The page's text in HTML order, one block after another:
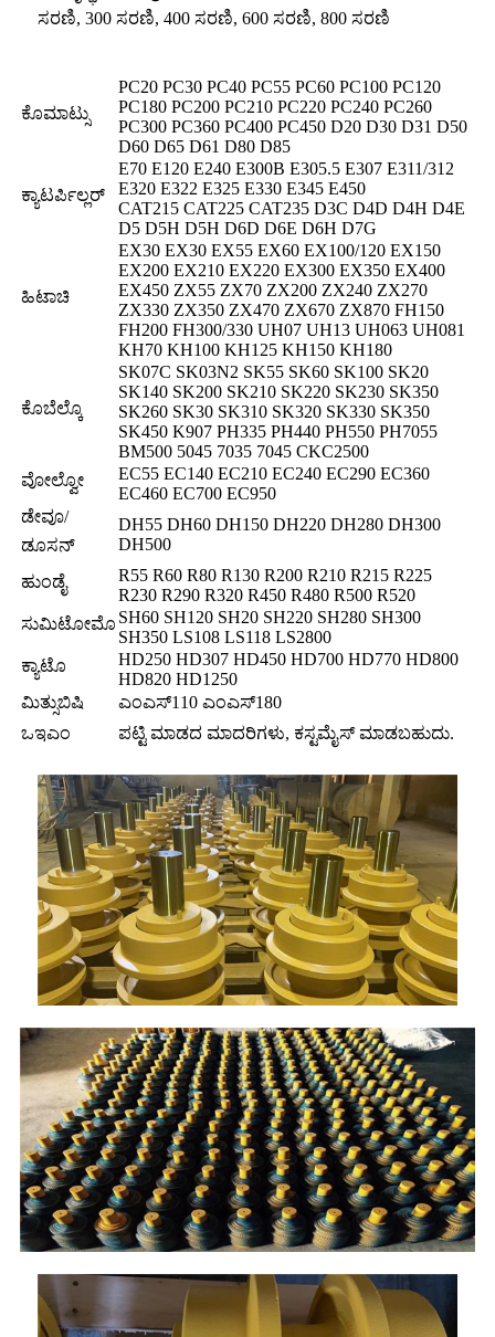
ಸರಣಿ, 300 ಸರಣಿ, 400 ಸರಣಿ, 600 ಸರಣಿ, 800 ಸರಣಿ
ಕೊಮಾಟ್ಸು
PC20 PC30 PC40 PC55 PC60 PC100 PC120
PC180 PC200 PC210 PC220 PC240 PC260
PC300 PC360 PC400 PC450 D20 D30 D31 D50
D60 D65 D61 D80 D85
ಕ್ಯಾಟರ್ಪಿಲ್ಲರ್
E70 E120 E240 E300B E305.5 E307 E311/312
E320 E322 E325 E330 E345 E450
CAT215 CAT225 CAT235 D3C D4D D4H D4E
D5 D5H D5H D6D D6E D6H D7G
ಹಿಟಾಚಿ
EX30 EX30 EX55 EX60 EX100/120 EX150
EX200 EX210 EX220 EX300 EX350 EX400
EX450 ZX55 ZX70 ZX200 ZX240 ZX270
ZX330 ZX350 ZX470 ZX670 ZX870 FH150
FH200 FH300/330 UH07 UH13 UH063 UH081
KH70 KH100 KH125 KH150 KH180
ಕೊಬೆಲ್ಕೊ
SK07C SK03N2 SK55 SK60 SK100 SK20
SK140 SK200 SK210 SK220 SK230 SK350
SK260 SK30 SK310 SK320 SK330 SK350
SK450 K907 PH335 PH440 PH550 PH7055
BM500 5045 7035 7045 CKC2500
ವೋಲ್ವೋ
EC55 EC140 EC210 EC240 EC290 EC360
EC460 EC700 EC950
ಡೇವೂ/
ಡೂಸನ್
DH55 DH60 DH150 DH220 DH280 DH300
DH500
ಹುಂಡೈ
R55 R60 R80 R130 R200 R210 R215 R225
R230 R290 R320 R450 R480 R500 R520
ಸುಮಿಟೋಮೊ SH60 SH120 SH20 SH220 SH280 SH300
SH350 LS108 LS118 LS2800
ಕ್ಯಾಟೊ
HD250 HD307 HD450 HD700 HD770 HD800
HD820 HD1250
ಮಿತ್ಸುಬಿಷಿ
ಎಂಎಸ್110 ಎಂಎಸ್180
ಒಇಎಂ
ಪಟ್ಟಿ ಮಾಡದ ಮಾದರಿಗಳು, ಕಸ್ಟಮೈಸ್ ಮಾಡಬಹುದು.